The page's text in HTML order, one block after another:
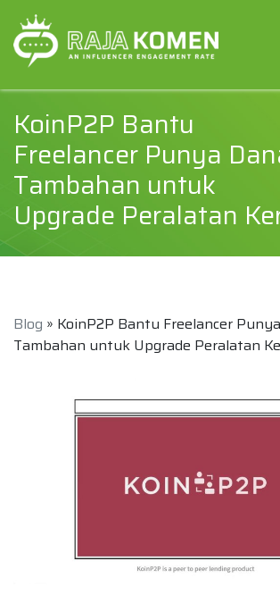
KoinP2P Bantu
Freelancer Punya
Tambahan untuk
Upgrade Peralatan
Blog » KoinP2P Bantu Freelancer
Tambahan untuk Upgrade Peralatan